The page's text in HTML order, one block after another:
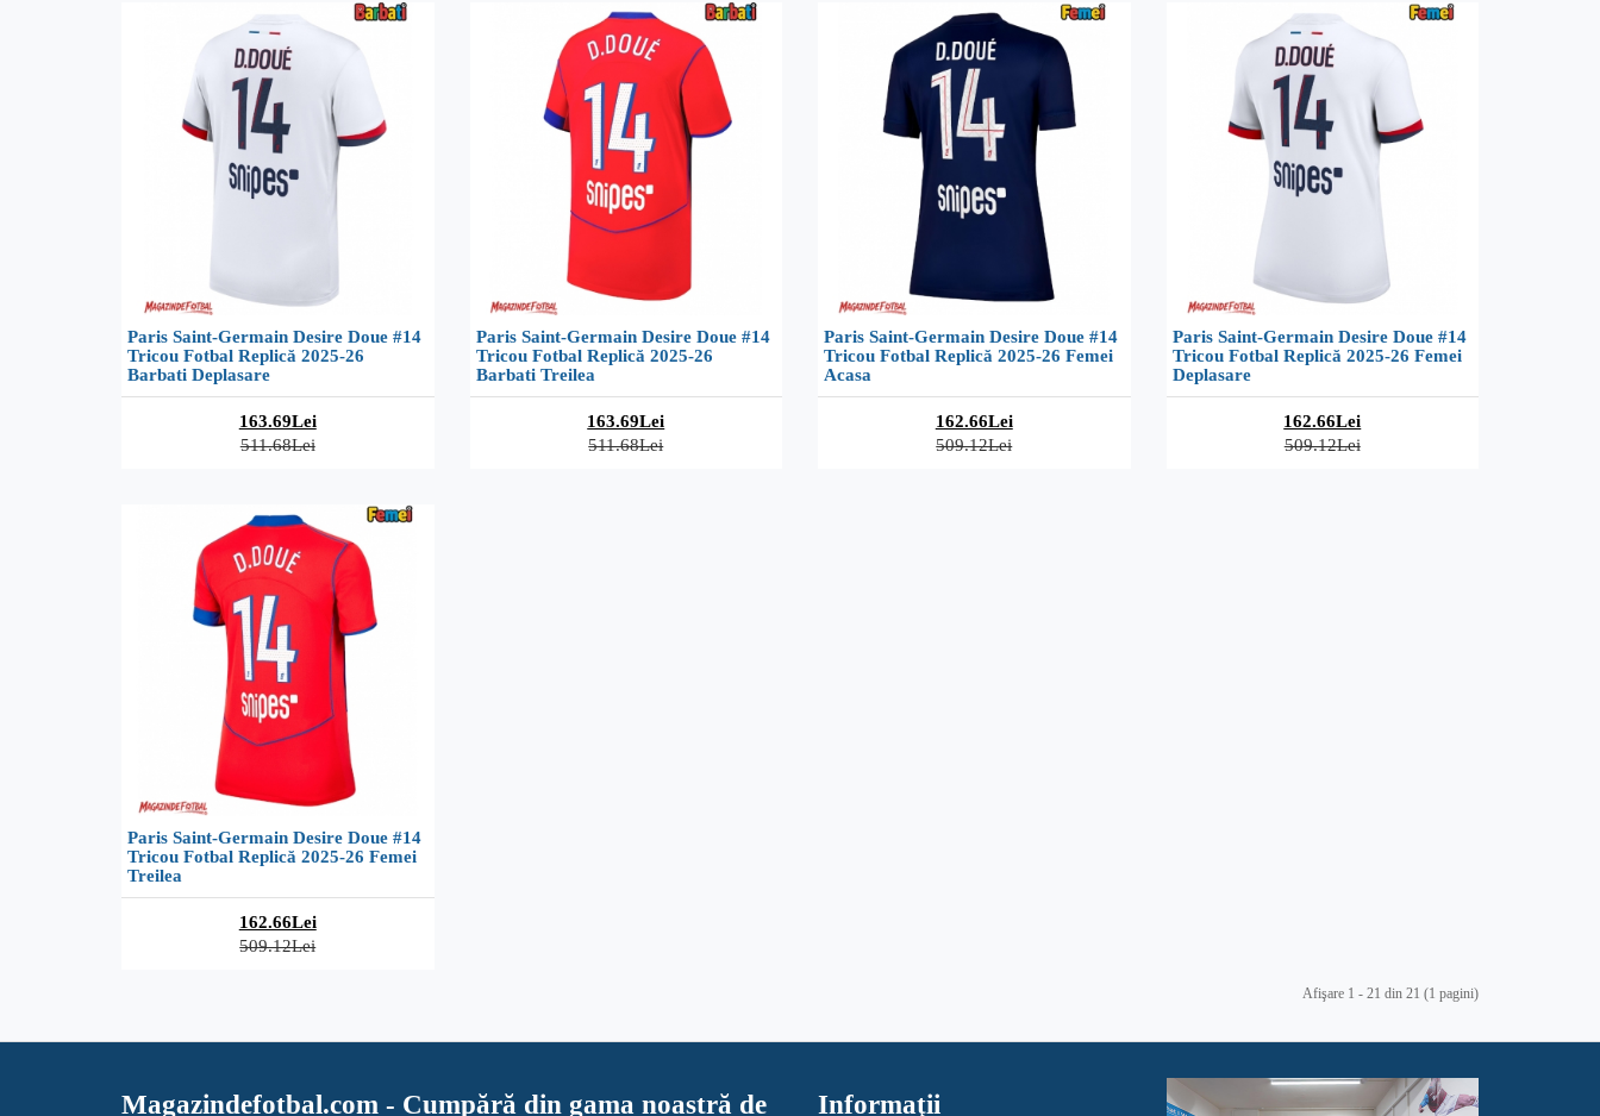
Paris Saint-Germain Desire Doue #14
Tricou Fotbal Replică 2025-26
Barbati Deplasare
163.69Lei
511.68Lei
Paris Saint-Germain Desire Doue #14
Tricou Fotbal Replică 2025-26
Barbati Treilea
163.69Lei
511.68Lei
Paris Saint-Germain Desire Doue #14
Tricou Fotbal Replică 2025-26 Femei
Acasa
162.66Lei
509.12Lei
Paris Saint-Germain Desire Doue #14
Tricou Fotbal Replică 2025-26 Femei
Deplasare
162.66Lei
509.12Lei
Paris Saint-Germain Desire Doue #14
Tricou Fotbal Replică 2025-26 Femei
Treilea
162.66Lei
509.12Lei
Afişare 1 - 21 din 21 (1 pagini)
Magazindefotbal.com - Cumpără din gama noastră de Informaţii